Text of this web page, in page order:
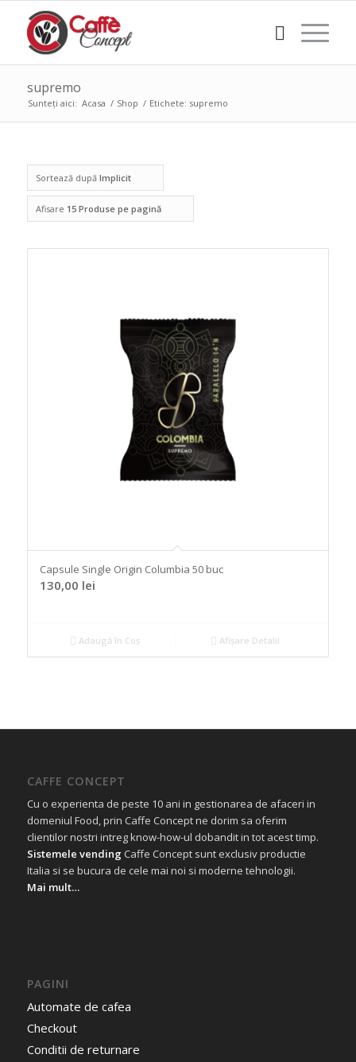
supremo
Sunteți aici: Acasa / Shop / Etichete: supremo
Sortează după Implicit
Afisare 15 Produse pe pagină
Capsule Single Origin Columbia 50 buc
130,00 lei
Adaugă în Coș Afișare Detalii
CAFFE CONCEPT
Cu o experienta de peste 10 ani in gestionarea de afaceri in
domeniul Food, prin Caffe Concept ne dorim sa oferim
clientilor nostri intreg know-how-ul dobandit in tot acest timp.
Sistemele vending Caffe Concept sunt exclusiv productie
Italia si se bucura de cele mai noi si moderne tehnologii.
Mai mult…
PAGINI
Automate de cafea
Checkout
Conditii de returnare